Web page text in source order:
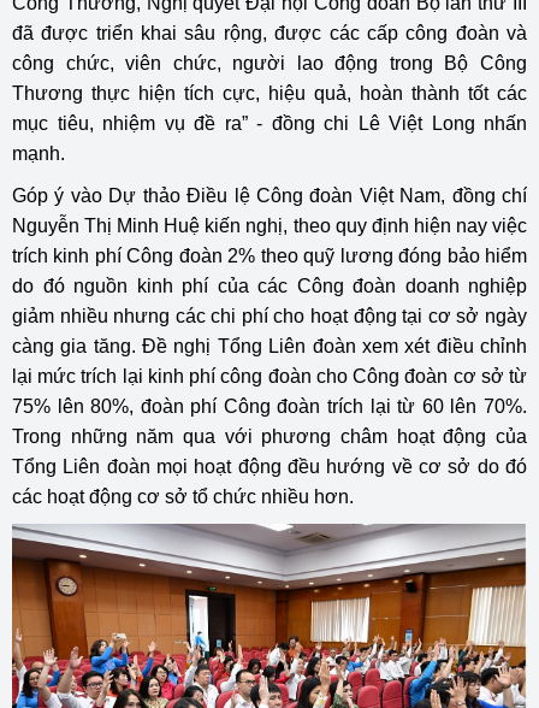
đã được triển khai sâu rộng, được các cấp công đoàn và
công chức, viên chức, người lao động trong Bộ Công
Thương thực hiện tích cực, hiệu quả, hoàn thành tốt các
mục tiêu, nhiệm vụ đề ra” - đồng chi Lê Việt Long nhấn
mạnh.
Góp ý vào Dự thảo Điều lệ Công đoàn Việt Nam, đồng chí
Nguyễn Thị Minh Huệ kiến nghị, theo quy định hiện nay việc
trích kinh phí Công đoàn 2% theo quỹ lương đóng bảo hiểm
do đó nguồn kinh phí của các Công đoàn doanh nghiệp
giảm nhiều nhưng các chi phí cho hoạt động tại cơ sở ngày
càng gia tăng. Đề nghị Tổng Liên đoàn xem xét điều chỉnh
lại mức trích lại kinh phí công đoàn cho Công đoàn cơ sở từ
75% lên 80%, đoàn phí Công đoàn trích lại từ 60 lên 70%.
Trong những năm qua với phương châm hoạt động của
Tổng Liên đoàn mọi hoạt động đều hướng về cơ sở do đó
các hoạt động cơ sở tổ chức nhiều hơn.